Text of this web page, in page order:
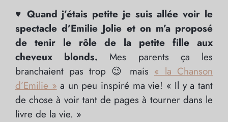
♥ Quand j’étais petite je suis allée voir le
spectacle d’Emilie Jolie et on m’a proposé
de tenir le rôle de la petite fille aux
cheveux blonds. Mes parents ça les
branchaient pas trop 😉 mais « la Chanson
d’Emilie » a un peu inspiré ma vie! « Il y a tant
de chose à voir tant de pages à tourner dans le
livre de la vie. »